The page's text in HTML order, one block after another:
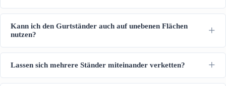
Kann ich den Gurtständer auch auf unebenen Flächen
nutzen?
Lassen sich mehrere Ständer miteinander verketten?